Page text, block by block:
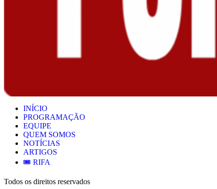
INÍCIO
PROGRAMAÇÃO
EQUIPE
QUEM SOMOS
NOTÍCIAS
ARTIGOS
🎟️ RIFA
Todos os direitos reservados